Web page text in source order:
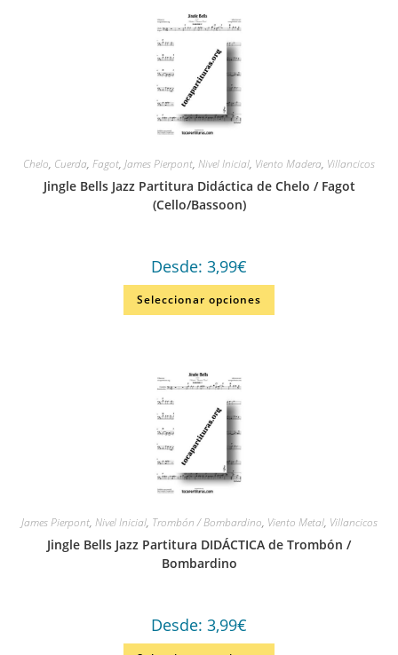
Chelo, Cuerda, Fagot, James Pierpont, Nivel Inicial, Viento Madera, Villancicos
Jingle Bells Jazz Partitura Didáctica de Chelo / Fagot
(Cello/Bassoon)
Desde: 3,99€
Seleccionar opciones
James Pierpont, Nivel Inicial, Trombón / Bombardino, Viento Metal, Villancicos
Jingle Bells Jazz Partitura DIDÁCTICA de Trombón /
Bombardino
Desde: 3,99€